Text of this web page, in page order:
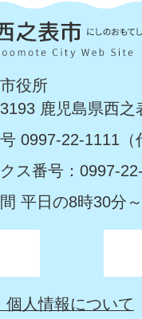
役所
鹿児島県西
0997-22-1111（
ス番号：0997-
平日の8時30分
個人情報について